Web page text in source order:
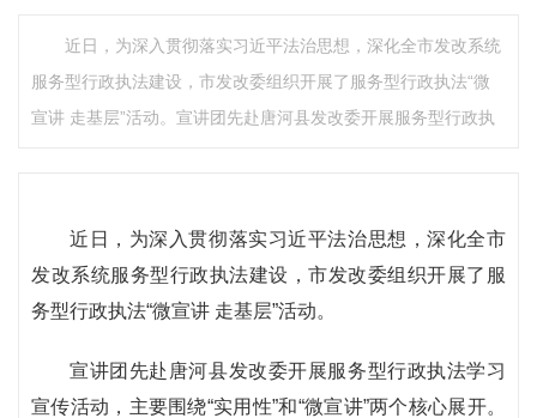
近日，为深入贯彻落实习近平法治思想，深化全市发改系统
服务型行政执法建设，市发改委组织开展了服务型行政执法“微
宣讲 走基层”活动。宣讲团先赴唐河县发改委开展服务型行政执
近日，为深入贯彻落实习近平法治思想，深化全市
发改系统服务型行政执法建设，市发改委组织开展了服
务型行政执法“微宣讲 走基层”活动。
宣讲团先赴唐河县发改委开展服务型行政执法学习
宣传活动，主要围绕“实用性”和“微宣讲”两个核心展开。